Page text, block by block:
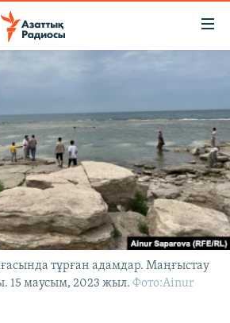
тұрған адамдар. Маңғыстау
15 маусым, 2023 жыл. Фото:Ainur